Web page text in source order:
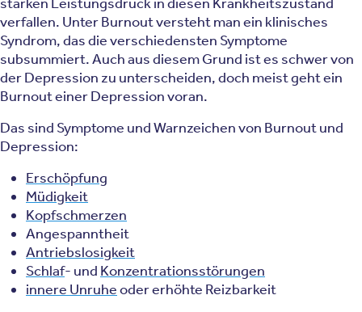
verfallen. Unter Burnout versteht man ein klinisches
Syndrom, das die verschiedensten Symptome
subsummiert. Auch aus diesem Grund ist es schwer von
der Depression zu unterscheiden, doch meist geht ein
Burnout einer Depression voran.
Das sind Symptome und Warnzeichen von Burnout und
Depression:
Erschöpfung
Müdigkeit
Kopfschmerzen
Angespanntheit
Antriebslosigkeit
Schlaf- und Konzentrationsstörungen
innere Unruheoder erhöhte Reizbarkeit